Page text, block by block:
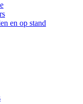
en op stand